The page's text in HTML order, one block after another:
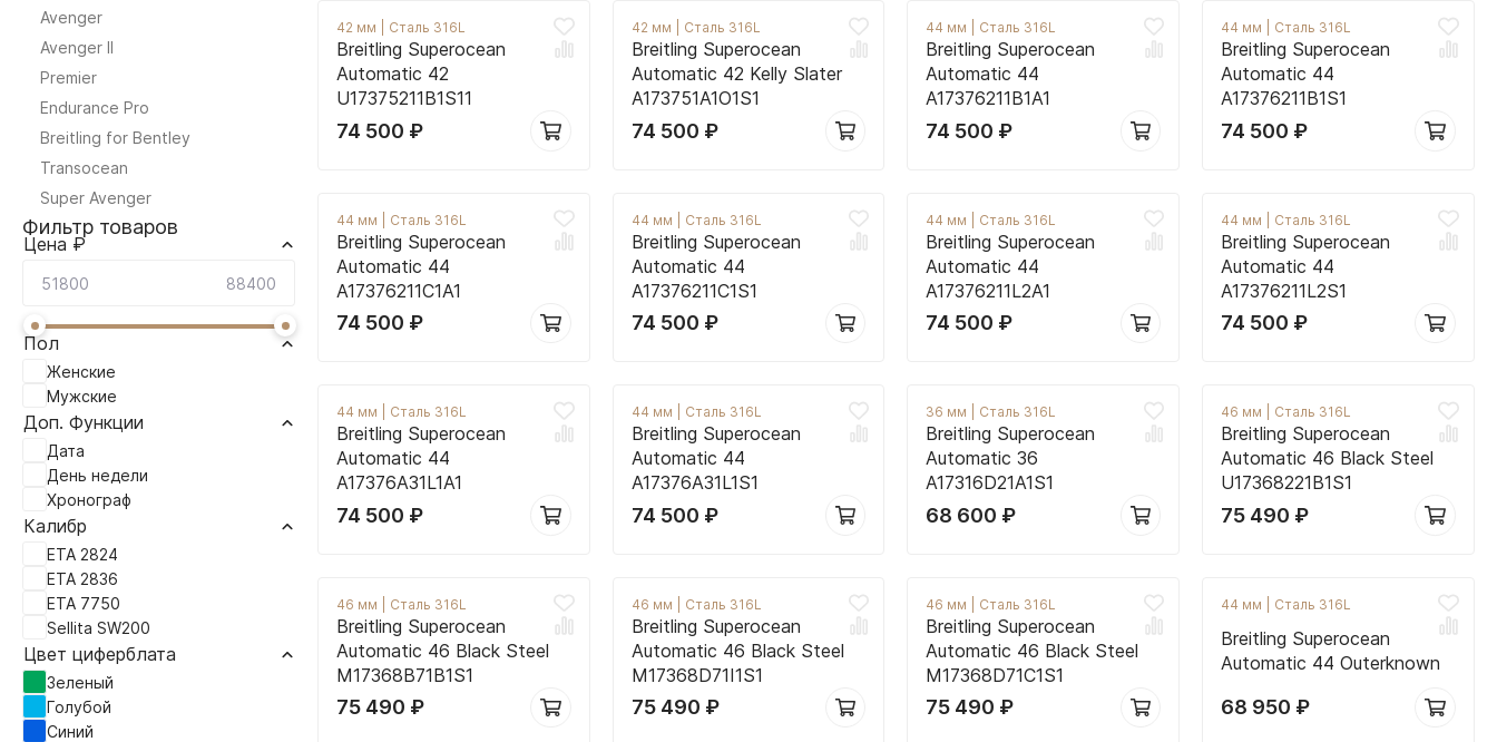
42 мм Сталь 316L
Breitling Superocean
Automatic 42
U17375211B1S11
74 500 ₽
42 мм Сталь 316L
Breitling Superocean
Automatic 42 Kelly Slater
A173751A1O1S1
74 500 ₽
44 мм Сталь 316L
Breitling Superocean
Automatic 44
A17376211B1A1
74 500 ₽
44 мм Сталь 316L
Breitling Superocean
Automatic 44
A17376211B1S1
74 500 ₽
44 мм Сталь 316L
Breitling Superocean
Automatic 44
A17376211C1A1
74 500 ₽
44 мм Сталь 316L
Breitling Superocean
Automatic 44
A17376211C1S1
74 500 ₽
44 мм Сталь 316L
Breitling Superocean
Automatic 44
A17376211L2A1
74 500 ₽
44 мм Сталь 316L
Breitling Superocean
Automatic 44
A17376211L2S1
74 500 ₽
44 мм Сталь 316L
Breitling Superocean
Automatic 44
A17376A31L1A1
74 500 ₽
44 мм Сталь 316L
Breitling Superocean
Automatic 44
A17376A31L1S1
74 500 ₽
36 мм Сталь 316L
Breitling Superocean
Automatic 36
A17316D21A1S1
68 600 ₽
46 мм Сталь 316L
Breitling Superocean
Automatic 46 Black Steel
U17368221B1S1
75 490 ₽
46 мм Сталь 316L
Breitling Superocean
Automatic 46 Black Steel
M17368B71B1S1
75 490 ₽
46 мм Сталь 316L
Breitling Superocean
Automatic 46 Black Steel
M17368D71I1S1
75 490 ₽
46 мм Сталь 316L
Breitling Superocean
Automatic 46 Black Steel
M17368D71C1S1
75 490 ₽
44 мм Сталь 316L
Breitling Superocean
Automatic 44 Outerknown
68 950 ₽
Avenger
Avenger II
Premier
Endurance Pro
Breitling for Bentley
Transocean
Super Avenger
Фильтр товаров
Цена ₽
Пол
Женские
Мужские
Доп. Функции
Дата
День недели
Хронограф
Калибр
ETA 2824
ETA 2836
ETA 7750
Sellita SW200
Цвет циферблата
Зеленый
Голубой
Синий